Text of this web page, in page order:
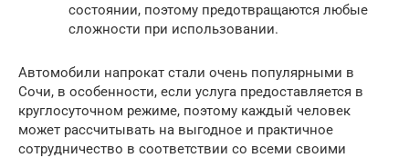
состоянии, поэтому предотвращаются любые
сложности при использовании.
Автомобили напрокат стали очень популярными в
Сочи, в особенности, если услуга предоставляется в
круглосуточном режиме, поэтому каждый человек
может рассчитывать на выгодное и практичное
сотрудничество в соответствии со всеми своими